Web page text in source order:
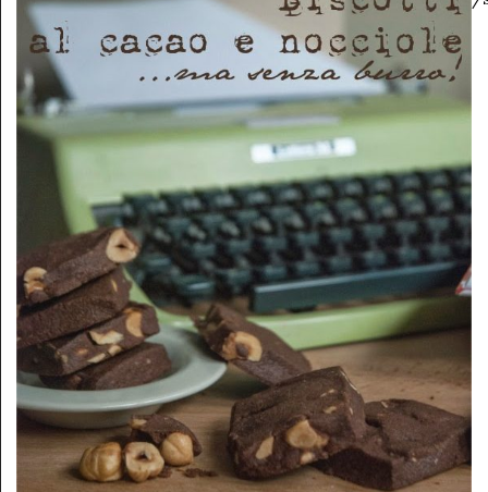
avocado_2.jpg"
class="pinterest-
share">